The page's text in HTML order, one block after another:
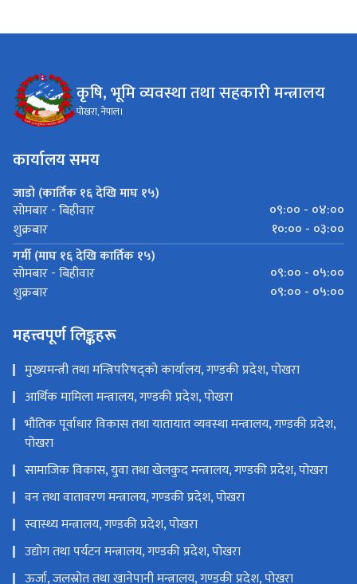
कृषि, भूमि व्यवस्था तथा सहकारी मन्त्रालय
पोखरा, नेपाल।
कार्यालय समय
जाडो (कार्तिक १६ देखि माघ १५)
सोमबार - बिहीवार
०९:०० - ०४:००
शुक्रबार
१०:०० - ०३:००
गर्मी (माघ १६ देखि कार्तिक १५)
सोमबार - बिहीवार
०९:०० - ०५:००
शुक्रबार
०९:०० - ०५:००
महत्त्वपूर्ण लिङ्कहरू
मुख्यमन्त्री तथा मन्त्रिपरिषद्को कार्यालय, गण्डकी प्रदेश, पोखरा
आर्थिक मामिला मन्त्रालय, गण्डकी प्रदेश, पोखरा
भौतिक पूर्वाधार विकास तथा यातायात व्यवस्था मन्त्रालय, गण्डकी प्रदेश,
पोखरा
सामाजिक विकास, युवा तथा खेलकुद मन्त्रालय, गण्डकी प्रदेश, पोखरा
वन तथा वातावरण मन्त्रालय, गण्डकी प्रदेश, पोखरा
स्वास्थ्य मन्त्रालय, गण्डकी प्रदेश, पोखरा
उद्योग तथा पर्यटन मन्त्रालय, गण्डकी प्रदेश, पोखरा
ऊर्जा, जलस्रोत तथा खानेपानी मन्त्रालय, गण्डकी प्रदेश, पोखरा